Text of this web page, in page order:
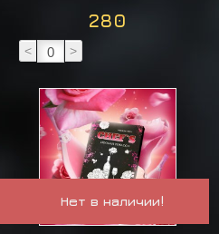
280
< >
Нет в наличии!